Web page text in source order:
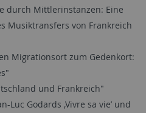
durch Mittlerinstanzen: Eine
Musiktransfers von Frankreich
Migrationsort zum Gedenkort:
und Frankreich"
Luc Godards ‚Vivre sa vie’ und